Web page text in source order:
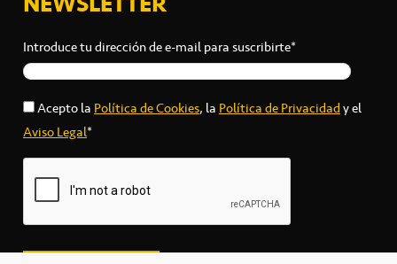
Introduce tu dirección de e-mail para suscribirte*
Acepto laPolítica de Cookies, laPolítica de Privacidady el
Aviso Legal*